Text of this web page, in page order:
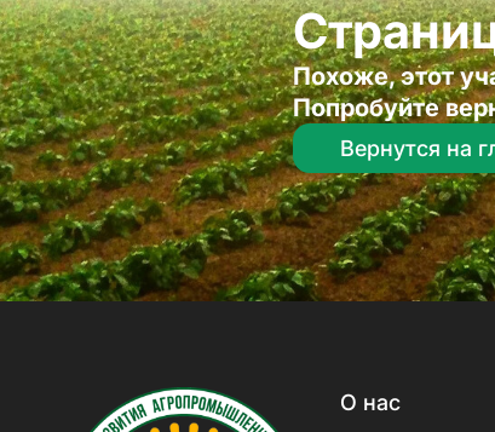
Похоже, этот
Попробуйте
Вернутся на
О нас